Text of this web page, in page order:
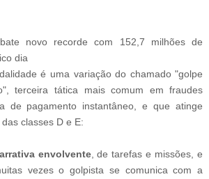
novo recorde com 152,7 milhões de
dia
é uma variação do chamado "golpe
terceira tática mais comum em fraudes
de pagamento instantâneo, e que atinge
classes D e E:
envolvente, de tarefas e missões, e
vezes o golpista se comunica com a